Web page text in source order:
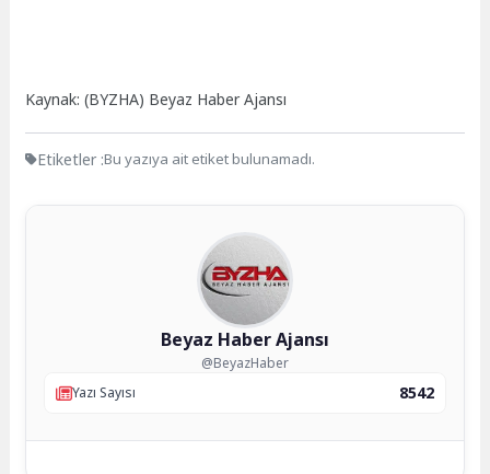
Kaynak: (BYZHA) Beyaz Haber Ajansı
Etiketler :Bu yazıya ait etiket bulunamadı.
Beyaz Haber Ajansı
@BeyazHaber
Yazı Sayısı
8542